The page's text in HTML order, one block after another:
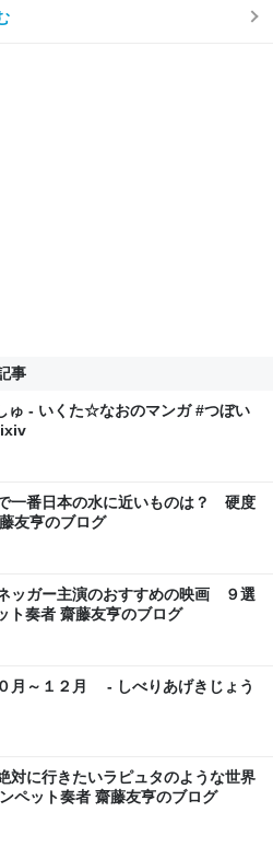
事
ゅ - いくた☆なおのマンガ #つぼい
一番日本の水に近いものは？ 硬度
友亨のブログ
ッガー主演のおすすめの映画 ９選
ト奏者 齋藤友亨のブログ
月～１２月 - しべりあげきじょう
対に行きたいラピュタのような世界
ペット奏者 齋藤友亨のブログ